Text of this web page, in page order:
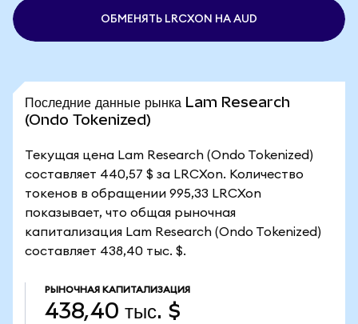
ОБМЕНЯТЬ LRCXON НА AUD
Последние данные рынка Lam Research
(Ondo Tokenized)
Текущая цена Lam Research (Ondo Tokenized)
составляет 440,57 $ за LRCXon. Количество
токенов в обращении 995,33 LRCXon
показывает, что общая рыночная
капитализация Lam Research (Ondo Tokenized)
составляет 438,40 тыс. $.
РЫНОЧНАЯ КАПИТАЛИЗАЦИЯ
438,40 тыс. $